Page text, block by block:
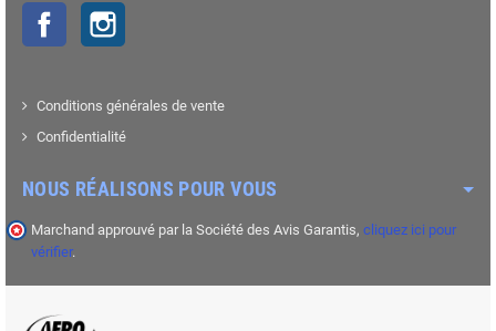
Facebook
Conditions générales de vente
Confidentialité
NOUS RÉALISONS POUR VOUS
Marchand approuvé par la Société des Avis Garantis, cliquez ici pour
vérifier.